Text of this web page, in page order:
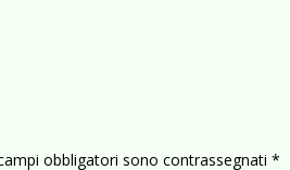
obbligatori sono contrassegnati*